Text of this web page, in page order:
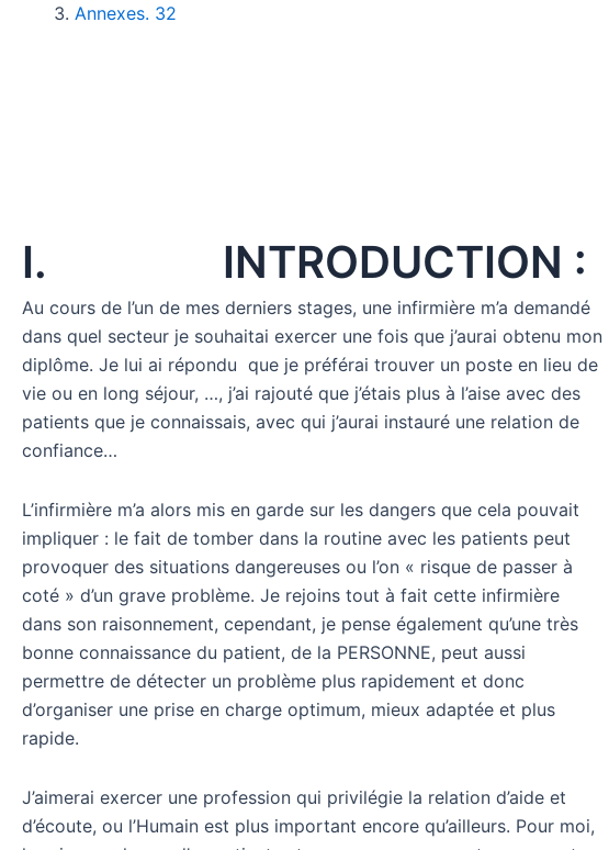
Annexes. 32
I. INTRODUCTION :
Au cours de l’un de mes derniers stages, une infirmière m’a demandé
dans quel secteur je souhaitai exercer une fois que j’aurai obtenu mon
diplôme. Je lui ai répondu que je préférai trouver un poste en lieu de
vie ou en long séjour, …, j’ai rajouté que j’étais plus à l’aise avec des
patients que je connaissais, avec qui j’aurai instauré une relation de
confiance…
L’infirmière m’a alors mis en garde sur les dangers que cela pouvait
impliquer : le fait de tomber dans la routine avec les patients peut
provoquer des situations dangereuses ou l’on « risque de passer à
coté » d’un grave problème. Je rejoins tout à fait cette infirmière
dans son raisonnement, cependant, je pense également qu’une très
bonne connaissance du patient, de la PERSONNE, peut aussi
permettre de détecter un problème plus rapidement et donc
d’organiser une prise en charge optimum, mieux adaptée et plus
rapide.
J’aimerai exercer une profession qui privilégie la relation d’aide et
d’écoute, ou l’Humain est plus important encore qu’ailleurs. Pour moi,